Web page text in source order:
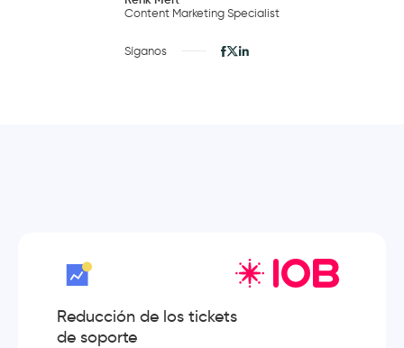
Content Marketing Specialist
Síganos
Reducción de los tickets
de soporte